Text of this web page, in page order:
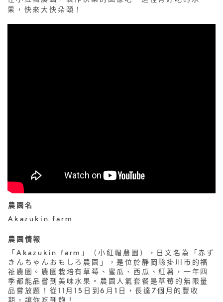
果，快來大快朵頤！
農園名
Akazukin farm
農園情報
「Akazukin farm」（小紅帽農園），日文名為「赤ず
きんちゃんおもしろ農園」，是位於靜岡縣掛川市的福
祉農園。農園栽培有草莓、蜜瓜、西瓜、紅薯，一年四
季都能品嘗到美味水果。農園人氣套餐是草莓的無限量
品嘗放題！從11月15日到6月1日，長達7個月的豐收